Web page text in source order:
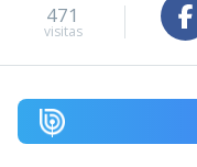
471
visitas